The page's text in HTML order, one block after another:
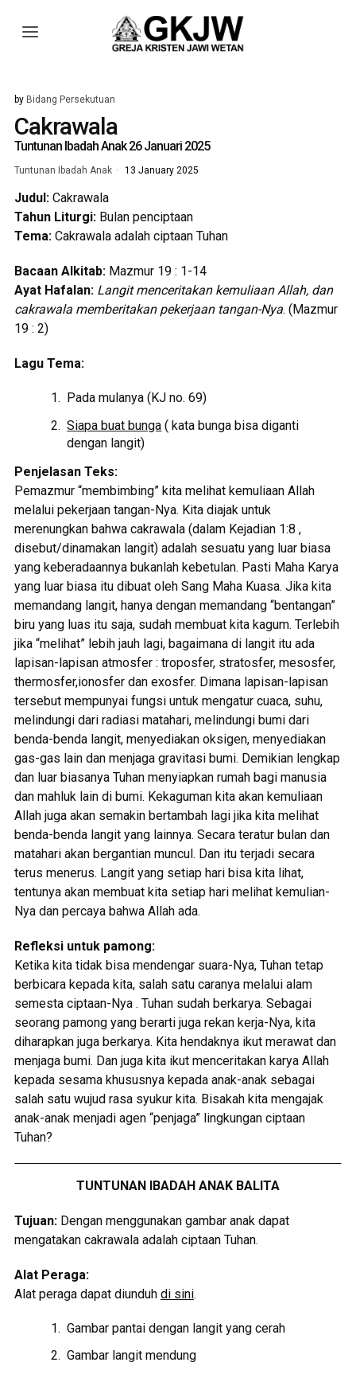
by Bidang Persekutuan
Cakrawala
Tuntunan Ibadah Anak 26 Januari 2025
Tuntunan Ibadah Anak 13 January 2025
Judul:Cakrawala
Tahun Liturgi:Bulan penciptaan
Tema:Cakrawala adalah ciptaan Tuhan
Bacaan Alkitab:Mazmur 19 : 1-14
Ayat Hafalan: Langit menceritakan kemuliaan Allah, dan
cakrawala memberitakan pekerjaan tangan-Nya. (Mazmur
19 : 2)
Lagu Tema:
Pada mulanya (KJ no. 69)
Siapa buat bunga ( kata bunga bisa diganti
dengan langit)
Penjelasan Teks:
Pemazmur “membimbing” kita melihat kemuliaan Allah
melalui pekerjaan tangan-Nya. Kita diajak untuk
merenungkan bahwa cakrawala (dalam Kejadian 1:8 ,
disebut/dinamakan langit) adalah sesuatu yang luar biasa
yang keberadaannya bukanlah kebetulan. Pasti Maha Karya
yang luar biasa itu dibuat oleh Sang Maha Kuasa. Jika kita
memandang langit, hanya dengan memandang “bentangan”
biru yang luas itu saja, sudah membuat kita kagum. Terlebih
jika “melihat” lebih jauh lagi, bagaimana di langit itu ada
lapisan-lapisan atmosfer : troposfer, stratosfer, mesosfer,
thermosfer,ionosfer dan exosfer. Dimana lapisan-lapisan
tersebut mempunyai fungsi untuk mengatur cuaca, suhu,
melindungi dari radiasi matahari, melindungi bumi dari
benda-benda langit, menyediakan oksigen, menyediakan
gas-gas lain dan menjaga gravitasi bumi. Demikian lengkap
dan luar biasanya Tuhan menyiapkan rumah bagi manusia
dan mahluk lain di bumi. Kekaguman kita akan kemuliaan
Allah juga akan semakin bertambah lagi jika kita melihat
benda-benda langit yang lainnya. Secara teratur bulan dan
matahari akan bergantian muncul. Dan itu terjadi secara
terus menerus. Langit yang setiap hari bisa kita lihat,
tentunya akan membuat kita setiap hari melihat kemulian-
Nya dan percaya bahwa Allah ada.
Refleksi untuk pamong:
Ketika kita tidak bisa mendengar suara-Nya, Tuhan tetap
berbicara kepada kita, salah satu caranya melalui alam
semesta ciptaan-Nya . Tuhan sudah berkarya. Sebagai
seorang pamong yang berarti juga rekan kerja-Nya, kita
diharapkan juga berkarya. Kita hendaknya ikut merawat dan
menjaga bumi. Dan juga kita ikut menceritakan karya Allah
kepada sesama khususnya kepada anak-anak sebagai
salah satu wujud rasa syukur kita. Bisakah kita mengajak
anak-anak menjadi agen “penjaga” lingkungan ciptaan
Tuhan?
TUNTUNAN IBADAH ANAK BALITA
Tujuan:Dengan menggunakan gambar anak dapat
mengatakan cakrawala adalah ciptaan Tuhan.
Alat Peraga:
Alat peraga dapat diunduh di sini.
Gambar pantai dengan langit yang cerah
Gambar langit mendung